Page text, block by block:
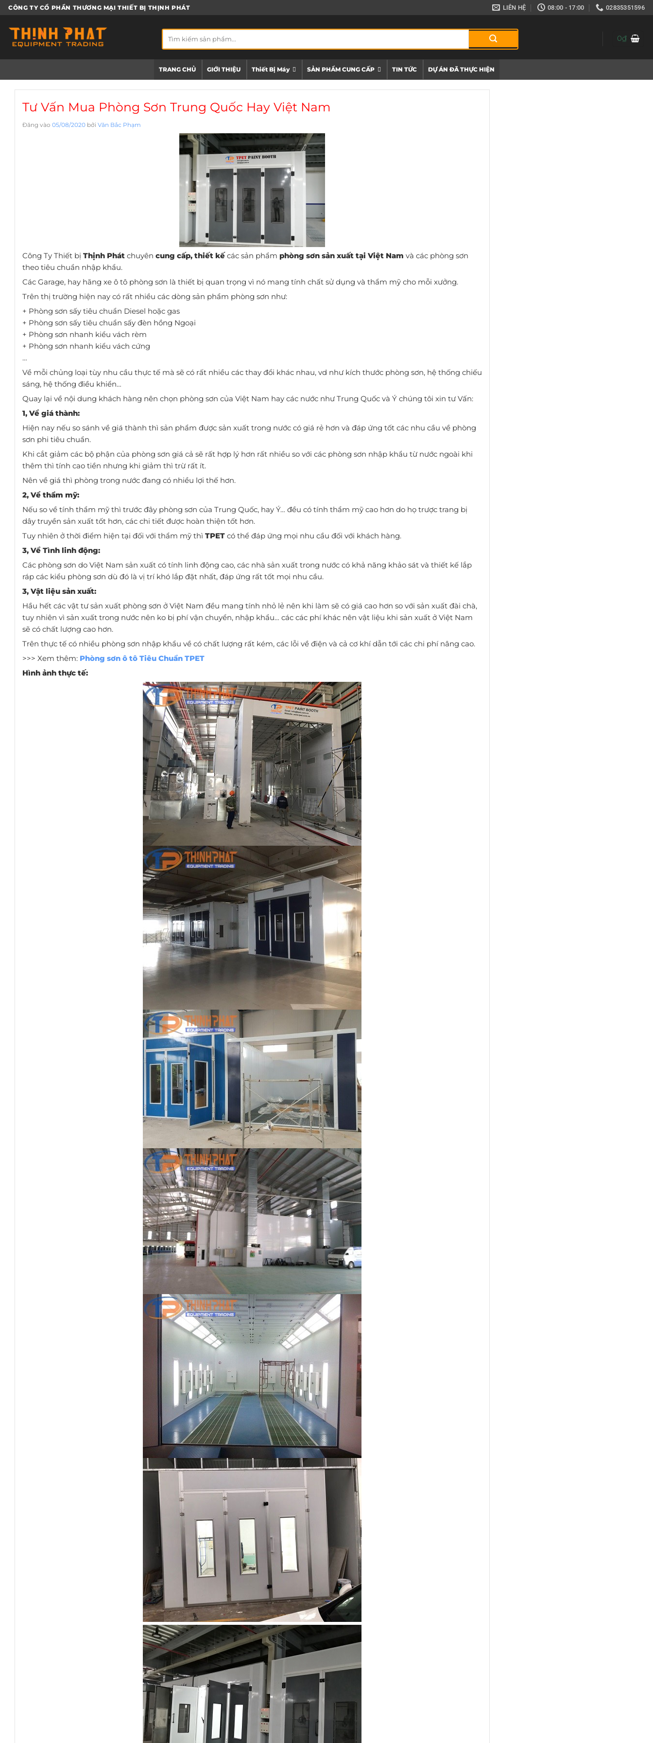
Bỏ
nội
dung
CÔNG TY CỔ PHẦN THƯƠNG MẠI THIẾT BỊ THỊNH PHÁT LIÊN HỆ 08:00 - 17:00 02835351596
kiếm:
0₫
TRANG CHỦ GIỚI THIỆU Thiết Bị Máy SẢN PHẨM CUNG CẤP TIN TỨC DỰ ÁN ĐÃ THỰC HIỆN
Tư Vấn Mua Phòng Sơn Trung Quốc Hay Việt Nam
Đăng vào 05/08/2020 bởi Văn Bắc Phạm
Công Ty Thiết bị Thịnh Phát chuyên cung cấp, thiết kếcác sản phẩm phòng sơn sản xuất tại Việt Nam và các phòng sơn
theo tiêu chuẩn nhập khẩu.
Các Garage, hay hãng xe ô tô phòng sơn là thiết bị quan trọng vì nó mang tính chất sử dụng và thẩm mỹ cho mỗi xưởng.
Trên thị trường hiện nay có rất nhiều các dòng sản phẩm phòng sơn như:
+ Phòng sơn sấy tiêu chuẩn Diesel hoặc gas
+ Phòng sơn sấy tiêu chuẩn sấy đèn hồng Ngoại
+ Phòng sơn nhanh kiểu vách rèm
+ Phòng sơn nhanh kiểu vách cứng
…
Về mỗi chủng loại tùy nhu cầu thực tế mà sẽ có rất nhiều các thay đổi khác nhau, vd như kích thước phòng sơn, hệ thống chiếu
sáng, hệ thống điều khiển…
Quay lại về nội dung khách hàng nên chọn phòng sơn của Việt Nam hay các nước như Trung Quốc và Ý chúng tôi xin tư Vấn:
1, Về giá thành:
Hiện nay nếu so sánh về giá thành thì sản phẩm được sản xuất trong nước có giá rẻ hơn và đáp ứng tốt các nhu cầu về phòng
sơn phi tiêu chuẩn.
Khi cắt giảm các bộ phận của phòng sơn giá cả sẽ rất hợp lý hơn rất nhiều so với các phòng sơn nhập khẩu từ nước ngoài khi
thêm thì tính cao tiền nhưng khi giảm thì trừ rất ít.
Nên về giá thì phòng trong nước đang có nhiều lợi thế hơn.
2, Về thẩm mỹ:
Nếu so về tính thẩm mỹ thì trước đây phòng sơn của Trung Quốc, hay Ý… đều có tính thẩm mỹ cao hơn do họ trược trang bị
dây truyền sản xuất tốt hơn, các chi tiết được hoàn thiện tốt hơn.
Tuy nhiên ở thời điểm hiện tại đối với thẩm mỹ thì TPET có thể đáp ứng mọi nhu cầu đối với khách hàng.
3, Về Tình linh động:
Các phòng sơn do Việt Nam sản xuất có tính linh động cao, các nhà sản xuất trong nước có khả năng khảo sát và thiết kế lắp
ráp các kiểu phòng sơn dù đó là vị trí khó lắp đặt nhất, đáp ứng rất tốt mọi nhu cầu.
3, Vật liệu sản xuất:
Hầu hết các vật tư sản xuất phòng sơn ở Việt Nam đều mang tính nhỏ lẻ nên khi làm sẽ có giá cao hơn so với sản xuất đài chà,
tuy nhiên vì sản xuất trong nước nên ko bị phí vận chuyển, nhập khẩu… các các phí khác nên vật liệu khi sản xuất ở Việt Nam
sẽ có chất lượng cao hơn.
Trên thực tế có nhiều phòng sơn nhập khẩu về có chất lượng rất kém, các lỗi về điện và cả cơ khí dẫn tới các chi phí nâng cao.
>>> Xem thêm: Phòng sơn ô tô Tiêu Chuẩn TPET
Hình ảnh thực tế: